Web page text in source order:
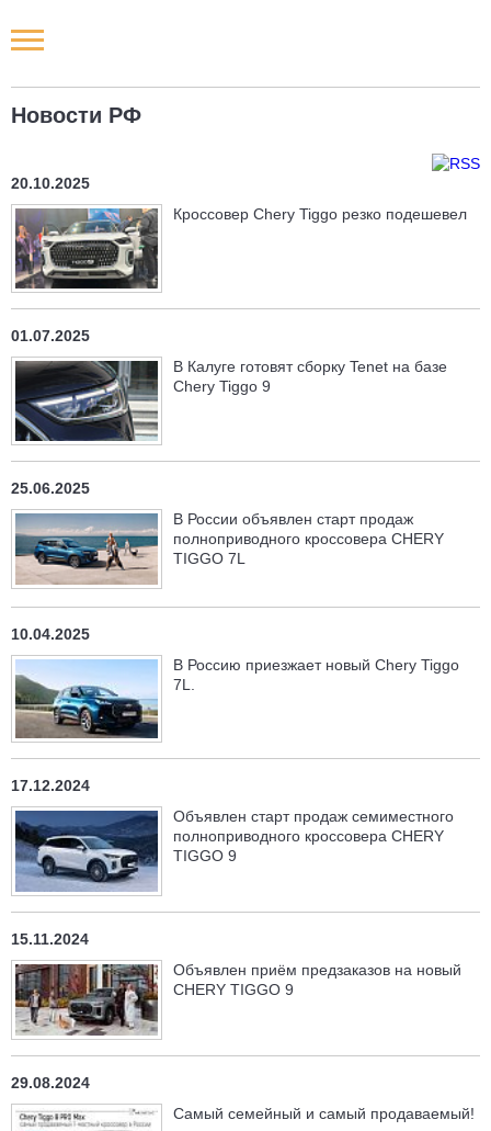
Новости РФ
20.10.2025
Кроссовер Chery Tiggo резко подешевел
01.07.2025
В Калуге готовят сборку Tenet на базе
Chery Tiggo 9
25.06.2025
В России объявлен старт продаж
полноприводного кроссовера CHERY
TIGGO 7L
10.04.2025
В Россию приезжает новый Chery Tiggo
7L.
17.12.2024
Объявлен старт продаж семиместного
полноприводного кроссовера CHERY
TIGGO 9
15.11.2024
Объявлен приём предзаказов на новый
CHERY TIGGO 9
29.08.2024
Самый семейный и самый продаваемый!
Новости РФ
Новости компаний
Наши мероприятия
Статьи